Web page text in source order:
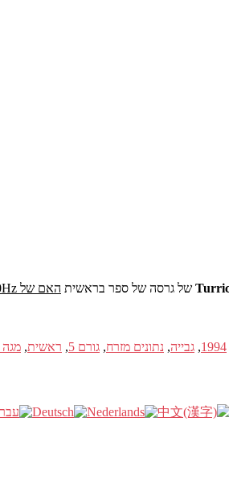
של גרסה של ספר בראשית האם של 60Hz
1994
, גבייה, נתונים מזרח, גורם 5 , ראשית, מגה Turrican